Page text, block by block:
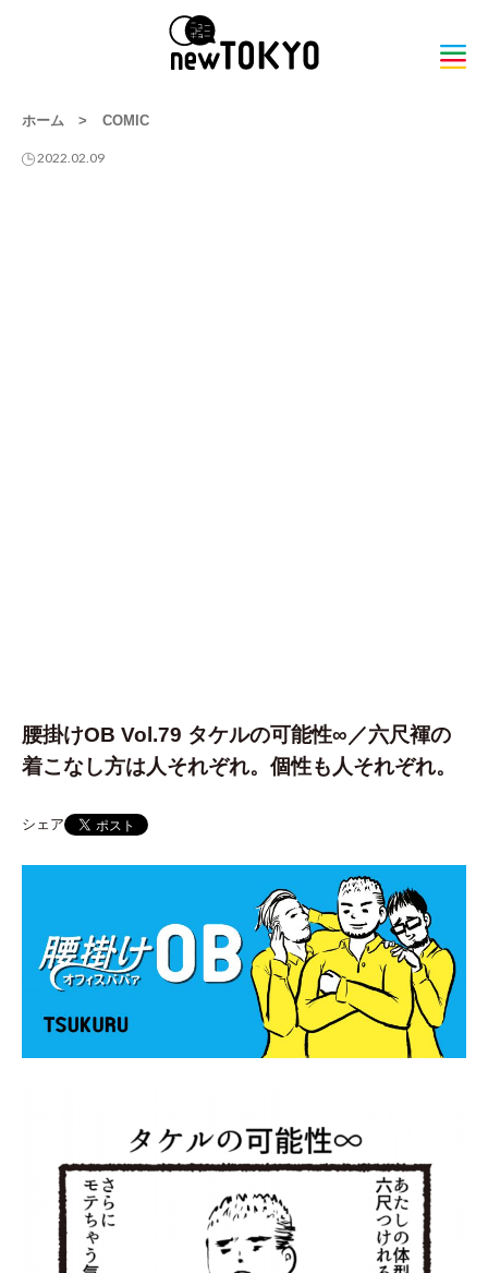
ホーム > COMIC
2022.02.09
腰掛けOB Vol.79 タケルの可能性∞／六尺褌の
着こなし方は人それぞれ。個性も人それぞれ。
シェア